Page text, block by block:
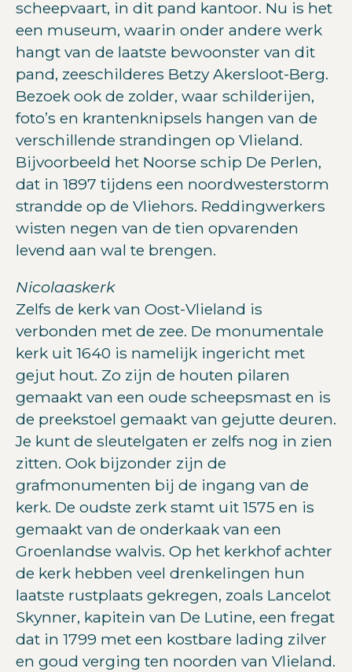
scheepvaart, in dit pand kantoor. Nu is het
een museum, waarin onder andere werk
hangt van de laatste bewoonster van dit
pand, zeeschilderes Betzy Akersloot-Berg.
Bezoek ook de zolder, waar schilderijen,
foto’s en krantenknipsels hangen van de
verschillende strandingen op Vlieland.
Bijvoorbeeld het Noorse schip De Perlen,
dat in 1897 tijdens een noordwesterstorm
strandde op de Vliehors. Reddingwerkers
wisten negen van de tien opvarenden
levend aan wal te brengen.
Nicolaaskerk
Zelfs de kerk van Oost-Vlieland is
verbonden met de zee. De monumentale
kerk uit 1640 is namelijk ingericht met
gejut hout. Zo zijn de houten pilaren
gemaakt van een oude scheepsmast en is
de preekstoel gemaakt van gejutte deuren.
Je kunt de sleutelgaten er zelfs nog in zien
zitten. Ook bijzonder zijn de
grafmonumenten bij de ingang van de
kerk. De oudste zerk stamt uit 1575 en is
gemaakt van de onderkaak van een
Groenlandse walvis. Op het kerkhof achter
de kerk hebben veel drenkelingen hun
laatste rustplaats gekregen, zoals Lancelot
Skynner, kapitein van De Lutine, een fregat
dat in 1799 met een kostbare lading zilver
en goud verging ten noorden van Vlieland.